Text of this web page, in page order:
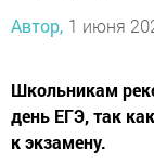
Автор, 1 июня
Школьникам
день ЕГЭ, так
к экзамену.